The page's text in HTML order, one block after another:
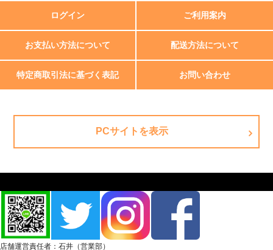
ログイン ご利用案内
お支払い方法について 配送方法について
特定商取引法に基づく表記 お問い合わせ
PCサイトを表示
店舗運営責任者：石井（営業部）